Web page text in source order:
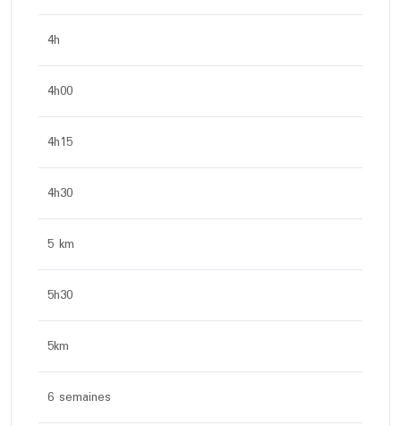
4h
4h00
4h15
4h30
5 km
5h30
5km
6 semaines